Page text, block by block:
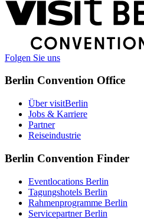
Weitere
Informationen
Folgen Sie uns
Berlin Convention Office
Über visitBerlin
Jobs & Karriere
Partner
Reiseindustrie
Berlin Convention Finder
Eventlocations Berlin
Tagungshotels Berlin
Rahmenprogramme Berlin
Servicepartner Berlin